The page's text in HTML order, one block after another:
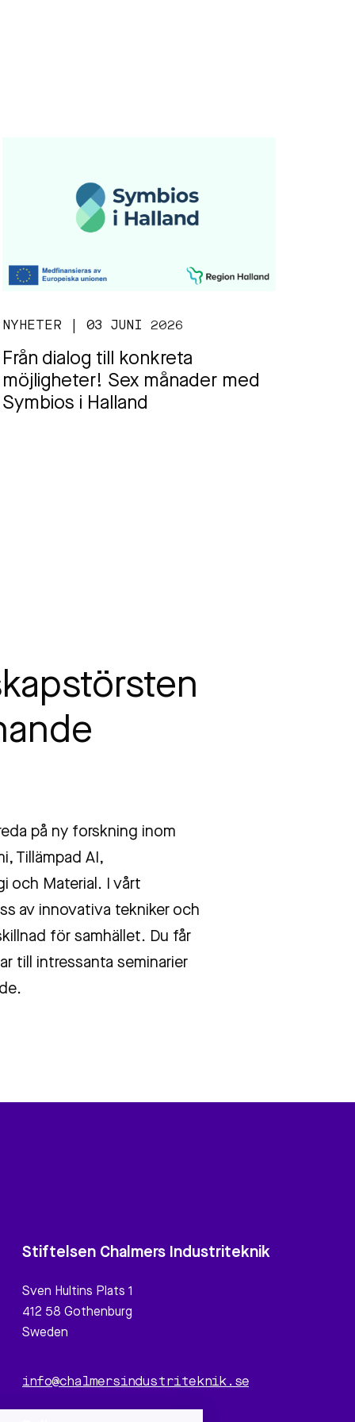
NYHETER | 03 JUNI 2026
Från dialog till konkreta
möjligheter! Sex månader med
Symbios i Halland
på ny forskning inom
Tillämpad AI,
och Material. I vårt
av innovativa tekniker och
för samhället. Du får
till intressanta seminarier
Stiftelsen Chalmers Industriteknik
Sven Hultins Plats 1
412 58 Gothenburg
Sweden
info@chalmersindustriteknik.se